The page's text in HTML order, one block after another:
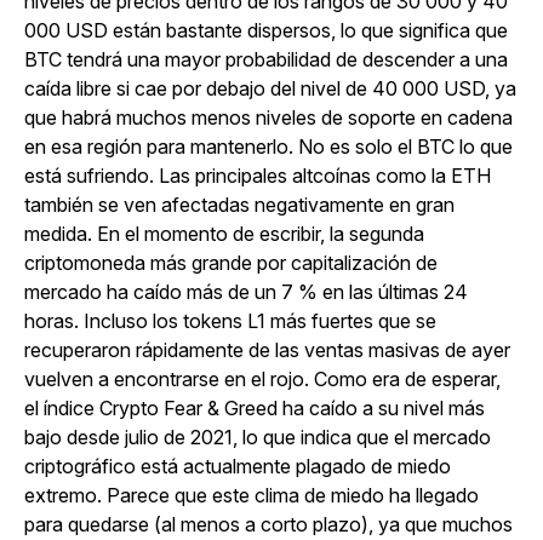
000 USD están bastante dispersos, lo que significa que
BTC tendrá una mayor probabilidad de descender a una
caída libre si cae por debajo del nivel de 40 000 USD, ya
que habrá muchos menos niveles de soporte en cadena
en esa región para mantenerlo. No es solo el BTC lo que
está sufriendo. Las principales altcoínas como la ETH
también se ven afectadas negativamente en gran
medida. En el momento de escribir, la segunda
criptomoneda más grande por capitalización de
mercado ha caído más de un 7 % en las últimas 24
horas. Incluso los tokens L1 más fuertes que se
recuperaron rápidamente de las ventas masivas de ayer
vuelven a encontrarse en el rojo. Como era de esperar,
el índice Crypto Fear & Greed ha caído a su nivel más
bajo desde julio de 2021, lo que indica que el mercado
criptográfico está actualmente plagado de miedo
extremo. Parece que este clima de miedo ha llegado
para quedarse (al menos a corto plazo), ya que muchos